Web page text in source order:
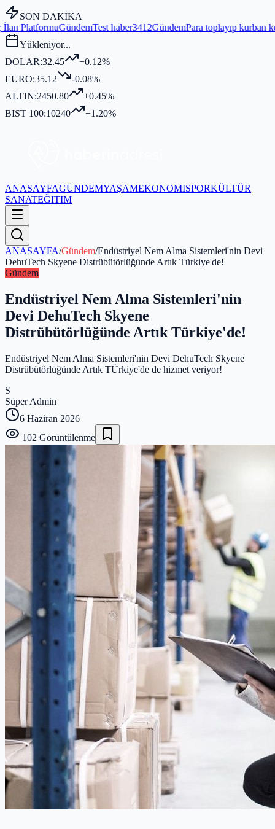
SON DAKİKA
Test haber3412GündemPara toplayıp kurban kesmediği iddia
Yükleniyor...
DOLAR:32.45
+0.12%
EURO:35.12
-0.08%
ALTIN:2450.80
+0.45%
BIST 100:10240 +1.20%
ANASAYFAGÜNDEMYAŞAMEKONOMISPORKÜLTÜR
SANATEĞITIM
ANASAYFA/Gündem/Endüstriyel Nem Alma Sistemleri'nin Devi
DehuTech Skyene Distrübütörlüğünde Artık Türkiye'de!
Gündem
Endüstriyel Nem Alma Sistemleri'nin
Devi DehuTech Skyene
Distrübütörlüğünde Artık Türkiye'de!
Endüstriyel Nem Alma Sistemleri'nin Devi DehuTech Skyene
Distrübütörlüğünde Artık TÜrkiye'de de hizmet veriyor!
S
Süper Admin
6 Haziran 2026
102 Görüntülenme